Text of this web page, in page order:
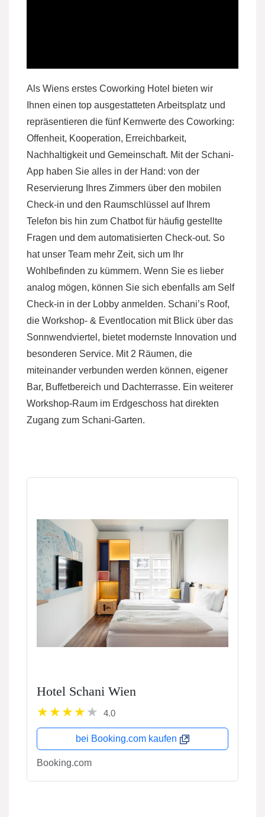
Als Wiens erstes Coworking Hotel bieten wir
Ihnen einen top ausgestatteten Arbeitsplatz und
repräsentieren die fünf Kernwerte des Coworking:
Offenheit, Kooperation, Erreichbarkeit,
Nachhaltigkeit und Gemeinschaft. Mit der Schani-
App haben Sie alles in der Hand: von der
Reservierung Ihres Zimmers über den mobilen
Check-in und den Raumschlüssel auf Ihrem
Telefon bis hin zum Chatbot für häufig gestellte
Fragen und dem automatisierten Check-out. So
hat unser Team mehr Zeit, sich um Ihr
Wohlbefinden zu kümmern. Wenn Sie es lieber
analog mögen, können Sie sich ebenfalls am Self
Check-in in der Lobby anmelden. Schani’s Roof,
die Workshop- & Eventlocation mit Blick über das
Sonnwendviertel, bietet modernste Innovation und
besonderen Service. Mit 2 Räumen, die
miteinander verbunden werden können, eigener
Bar, Buffetbereich und Dachterrasse. Ein weiterer
Workshop-Raum im Erdgeschoss hat direkten
Zugang zum Schani-Garten.
Hotel Schani Wien
4.0
bei Booking.com kaufen
Booking.com